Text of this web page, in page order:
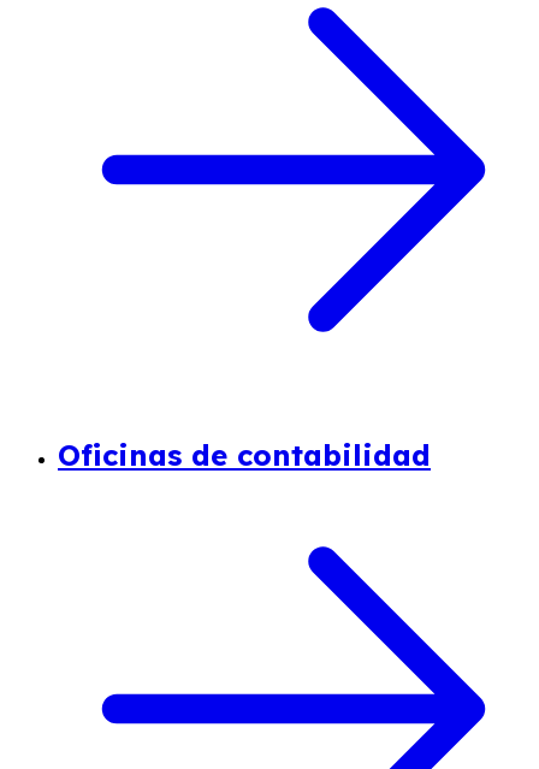
Oficinas de contabilidad